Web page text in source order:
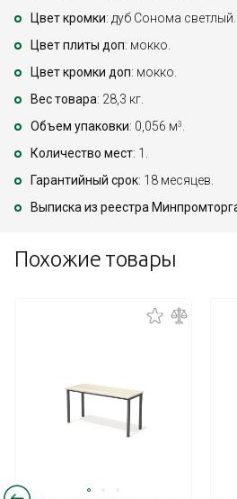
Цвет кромки: дуб Сонома светлый.
Цвет плиты доп: мокко.
Цвет кромки доп: мокко.
Вес товара: 28,3 кг.
Объем упаковки: 0,056 м3 .
Количество мест: 1.
Гарантийный срок: 18 месяцев.
Выписка из реестра
Похожие товары